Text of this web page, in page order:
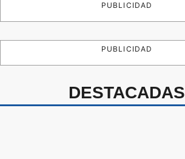
PUBLICIDAD
PUBLICIDAD
DESTACADAS